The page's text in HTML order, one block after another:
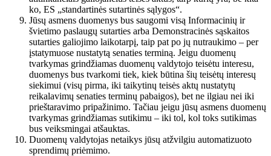
ko, ES „standartinės sutartinės sąlygos“.
Jūsų asmens duomenys bus saugomi visą Informacinių ir
švietimo paslaugų sutarties arba Demonstracinės sąskaitos
sutarties galiojimo laikotarpį, taip pat po jų nutraukimo – per
įstatymuose nustatytą senaties terminą. Jeigu duomenų
tvarkymas grindžiamas duomenų valdytojo teisėtu interesu,
duomenys bus tvarkomi tiek, kiek būtina šių teisėtų interesų
siekimui (visų pirma, iki taikytinų teisės aktų nustatytų
reikalavimų senaties terminų pabaigos), bet ne ilgiau nei iki
prieštaravimo pripažinimo. Tačiau jeigu jūsų asmens duomenų
tvarkymas grindžiamas sutikimu – iki tol, kol toks sutikimas
bus veiksmingai atšauktas.
Duomenų valdytojas netaikys jūsų atžvilgiu automatizuoto
sprendimų priėmimo.